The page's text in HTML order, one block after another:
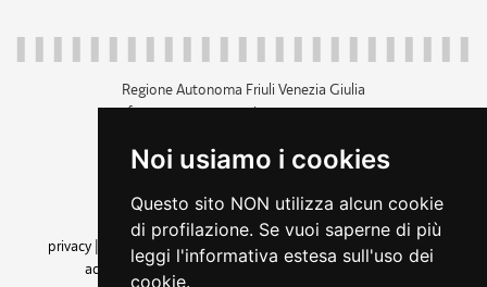
Noi usiamo i cookies
Questo sito NON utilizza alcun cookie
di profilazione. Se vuoi saperne di più
leggi l'informativa estesa sull'uso dei
cookie.
Regione Autonoma Friuli Venezia Giulia
c.f. 80014930327; p.iva 00526040324
+39 040 3771111
amministrazione trasparente
privacy
cookie |note legali accessibilità
dichiarazione di
accessibilità| feedback cambio preferenze cookie